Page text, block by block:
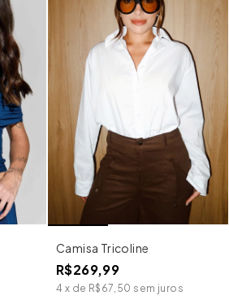
Camisa Tricoline
R$269,99
4 x de R$67,50 sem juros